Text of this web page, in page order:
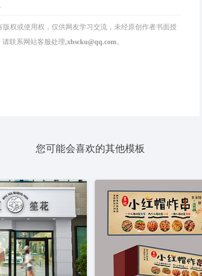
权或使用权，仅供网友学习交流，未经原创作者书面授
联系网站客服处理,xbscku@qq.com。
您可能会喜欢的其他模板